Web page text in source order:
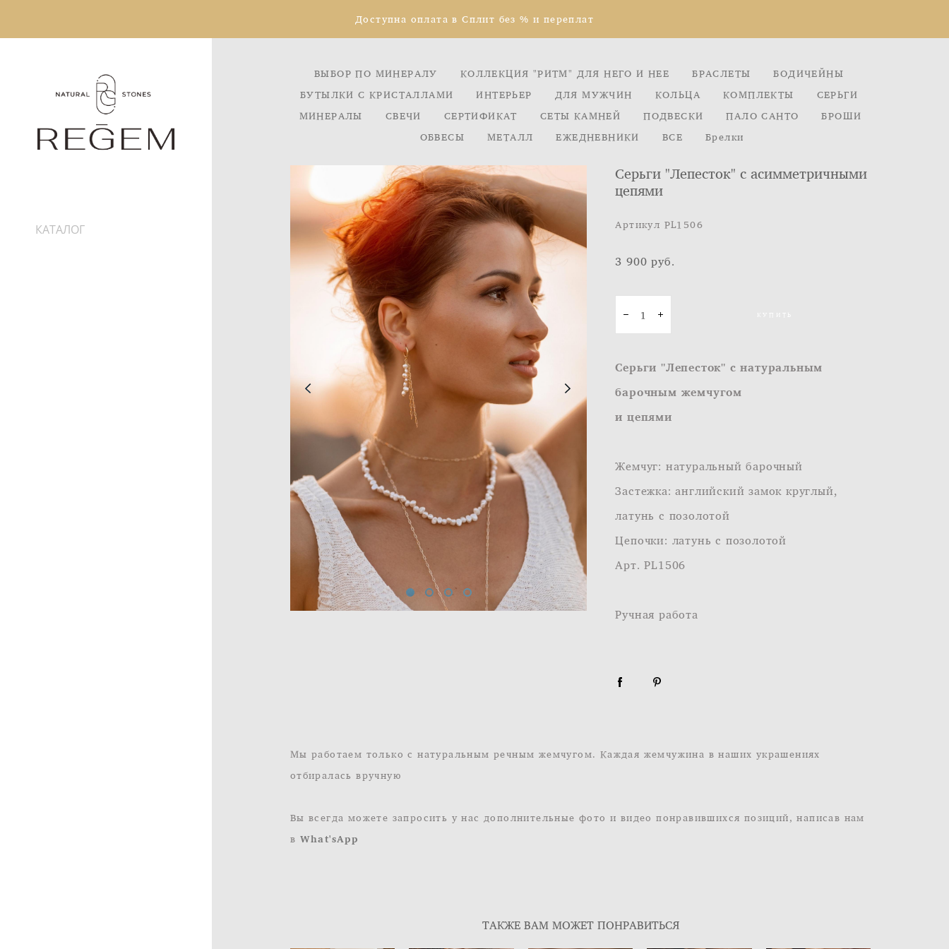
Доступна оплата в Сплит без % и переплат
КАТАЛОГ
ВЫБОР ПО МИНЕРАЛУ КОЛЛЕКЦИЯ "РИТМ" ДЛЯ НЕГО И НЕЕ БРАСЛЕТЫ
БОДИЧЕЙНЫ
БУТЫЛКИ С КРИСТАЛЛАМИ
ИНТЕРЬЕР ДЛЯ МУЖЧИН КОЛЬЦА КОМПЛЕКТЫ
СЕРЬГИ
МИНЕРАЛЫ
СВЕЧИ СЕРТИФИКАТ СЕТЫ КАМНЕЙ ПОДВЕСКИ ПАЛО САНТО
БРОШИ
ОБВЕСЫ
МЕТАЛЛ ЕЖЕДНЕВНИКИ ВСЕ Брелки
Серьги "Лепесток" с асимметричными
цепями
Артикул PL1506
3 900 pуб.
КУПИТЬ
Серьги "Лепесток" с натуральным
барочным жемчугом
и цепями
Жемчуг: натуральный барочный
Застежка: английский замок круглый,
латунь с позолотой
Цепочки: латунь с позолотой
Арт. PL1506
Ручная работа
Мы работаем только с натуральным речным жемчугом. Каждая жемчужина в наших украшениях
отбиралась вручную
Вы всегда можете запросить у нас дополнительные фото и видео понравившихся позиций, написав нам
в What'sApp
ТАКЖЕ ВАМ МОЖЕТ ПОНРАВИТЬСЯ